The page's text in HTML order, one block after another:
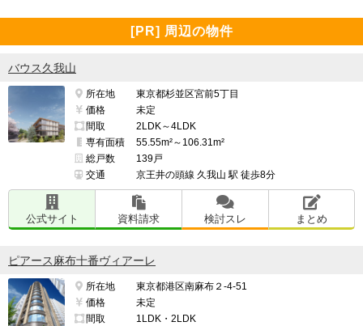
[PR] 周辺の物件
バウス久我山
所在地
東京都杉並区宮前5丁目
価格
未定
間取
2LDK～4LDK
専有面積
55.55m²～106.31m²
総戸数
139戸
交通
京王井の頭線 久我山 駅 徒歩8分
公式サイト 資料請求 検討スレ まとめ
ピアース麻布十番ヴィアーレ
所在地
東京都港区南麻布２-4-51
価格
未定
間取
1LDK・2LDK